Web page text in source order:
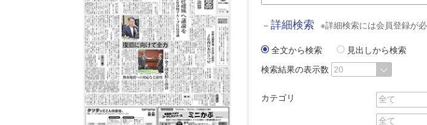
－ 詳細検索 ※詳細検索には会員登録が
全文から検索
見出しから検索
検索結果の表示数
カテゴリ